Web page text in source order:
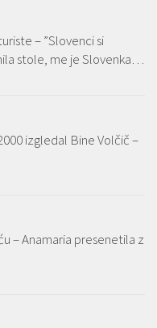
– ”Slovenci si
stole, me je Slovenka…
izgledal Bine Volčič –
– Anamaria presenetila z